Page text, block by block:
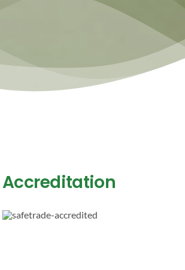
Accreditation